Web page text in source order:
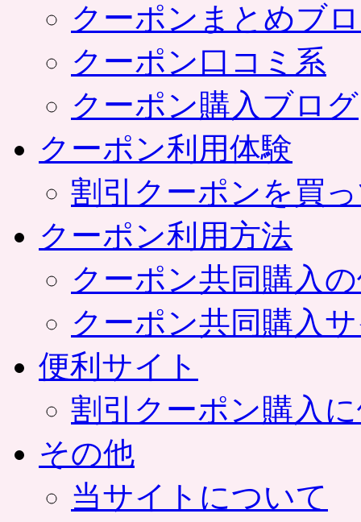
クーポンまとめブ
クーポン口コミ系
クーポン購入ブログ
クーポン利用体験
割引クーポンを買
クーポン利用方法
クーポン共同購入
クーポン共同購入
便利サイト
割引クーポン購入
その他
当サイトについて